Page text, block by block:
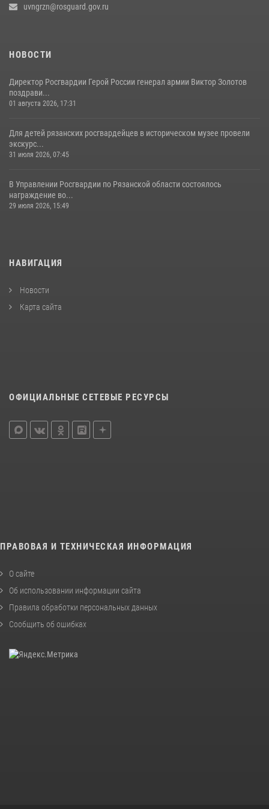
uvngrzn@rosguard.gov.ru
НОВОСТИ
Директор Росгвардии Герой России генерал армии Виктор Золотов
поздрави...
01 августа 2026, 17:31
Для детей рязанских росгвардейцев в историческом музее провели
экскурс...
31 июля 2026, 07:45
В Управлении Росгвардии по Рязанской области состоялось
награждение во...
29 июля 2026, 15:49
НАВИГАЦИЯ
Новости
Карта сайта
ОФИЦИАЛЬНЫЕ СЕТЕВЫЕ РЕСУРСЫ
ПРАВОВАЯ И ТЕХНИЧЕСКАЯ ИНФОРМАЦИЯ
О сайте
Об использовании информации сайта
Правила обработки персональных данных
Сообщить об ошибках